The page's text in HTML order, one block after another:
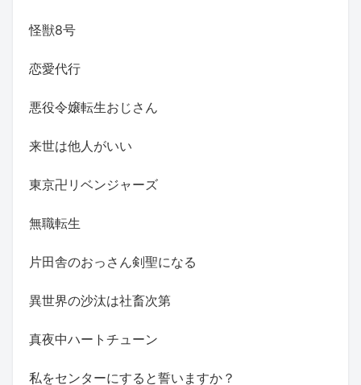
怪獣8号
恋愛代行
悪役令嬢転生おじさん
来世は他人がいい
東京卍リベンジャーズ
無職転生
片田舎のおっさん剣聖になる
異世界の沙汰は社畜次第
真夜中ハートチューン
私をセンターにすると誓いますか？